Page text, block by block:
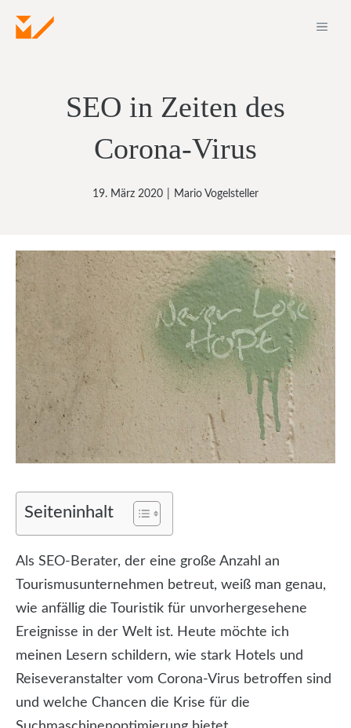
Inhalt
SEO in Zeiten des
Corona-Virus
19. März 2020 Mario Vogelsteller
Seiteninhalt
Als SEO-Berater, der eine große Anzahl an
Tourismusunternehmen betreut, weiß man genau,
wie anfällig die Touristik für unvorhergesehene
Ereignisse in der Welt ist. Heute möchte ich
meinen Lesern schildern, wie stark Hotels und
Reiseveranstalter vom Corona-Virus betroffen sind
und welche Chancen die Krise für die